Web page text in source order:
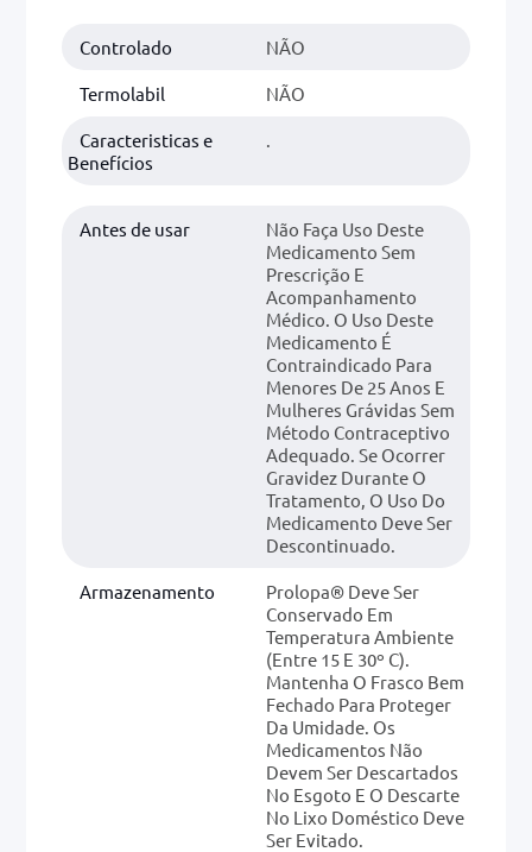
Controlado NÃO
Termolabil NÃO
Caracteristicas e
Benefícios
.
Antes de usar
Não Faça Uso Deste
Medicamento Sem
Prescrição E
Acompanhamento
Médico. O Uso Deste
Medicamento É
Contraindicado Para
Menores De 25 Anos E
Mulheres Grávidas Sem
Método Contraceptivo
Adequado. Se Ocorrer
Gravidez Durante O
Tratamento, O Uso Do
Medicamento Deve Ser
Descontinuado.
Armazenamento
Prolopa® Deve Ser
Conservado Em
Temperatura Ambiente
(entre 15 E 30º C).
Mantenha O Frasco Bem
Fechado Para Proteger
Da Umidade. Os
Medicamentos Não
Devem Ser Descartados
No Esgoto E O Descarte
No Lixo Doméstico Deve
Ser Evitado.